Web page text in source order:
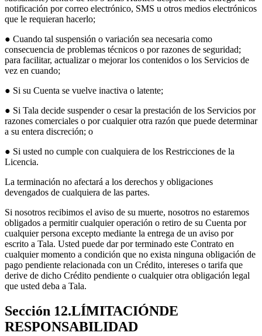
notificación por correo electrónico, SMS u otros medios electrónicos
que le requieran hacerlo;
● Cuando tal suspensión o variación sea necesaria como
consecuencia de problemas técnicos o por razones de seguridad;
para facilitar, actualizar o mejorar los contenidos o los Servicios de
vez en cuando;
● Si su Cuenta se vuelve inactiva o latente;
● Si Tala decide suspender o cesar la prestación de los Servicios por
razones comerciales o por cualquier otra razón que puede determinar
a su entera discreción; o
● Si usted no cumple con cualquiera de los Restricciones de la
Licencia.
La terminación no afectará a los derechos y obligaciones
devengados de cualquiera de las partes.
Si nosotros recibimos el aviso de su muerte, nosotros no estaremos
obligados a permitir cualquier operación o retiro de su Cuenta por
cualquier persona excepto mediante la entrega de un aviso por
escrito a Tala. Usted puede dar por terminado este Contrato en
cualquier momento a condición que no exista ninguna obligación de
pago pendiente relacionada con un Crédito, intereses o tarifa que
derive de dicho Crédito pendiente o cualquier otra obligación legal
que usted deba a Tala.
Sección 12.LÍMITACIÓNDE
RESPONSABILIDAD